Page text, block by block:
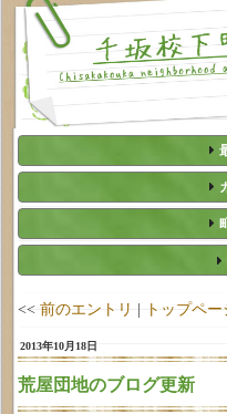
<< 前のエントリ | トップペー
2013年10月18日
荒屋団地のブログ更新